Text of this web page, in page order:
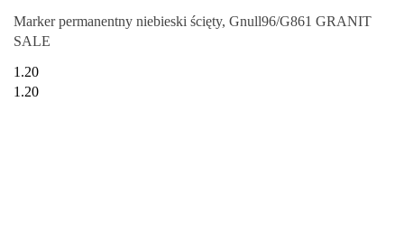
Marker permanentny niebieski ścięty, Gnull96/G861 GRANIT
SALE
1.20
1.20